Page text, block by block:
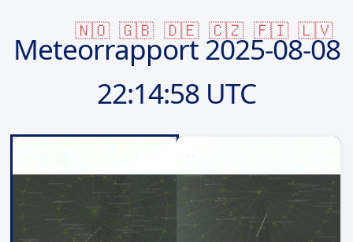
🇳🇴 🇬🇧 🇩🇪 🇨🇿 🇫🇮 🇱🇻
Meteorrapport2025-08-08
22:14:58 UTC